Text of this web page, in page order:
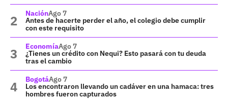
NaciónAgo 7
Antes de hacerte perder el año, el colegio debe cumplir
con este requisito
EconomíaAgo 7
¿Tienes un crédito con Nequi? Esto pasará con tu deuda
tras el cambio
BogotáAgo 7
Los encontraron llevando un cadáver en una hamaca: tres
hombres fueron capturados